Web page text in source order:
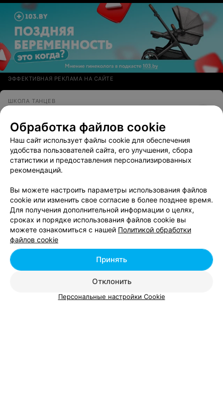
ЭФФЕКТИВНАЯ РЕКЛАМА НА САЙТЕ
ШКОЛА ТАНЦЕВ
Минск, ул. Кальварийская, 25
Вам будет интересно
Школы танцев в м-р Центр в Минске
Школы танцев в м-р Юго-Запад в Минске
Школы танцев в Лебяжьем в Минске
Обработка файлов cookie
Наш сайт использует файлы cookie для обеспечения
удобства пользователей сайта, его улучшения, сбора
статистики и предоставления персонализированных
рекомендаций.
Вы можете настроить параметры использования файлов
cookie или изменить свое согласие в более позднее время.
Для получения дополнительной информации о целях,
сроках и порядке использования файлов cookie вы
можете ознакомиться с нашей Политикой обработки
файлов cookie
Отклонить
Принять
Персональные настройки Cookie